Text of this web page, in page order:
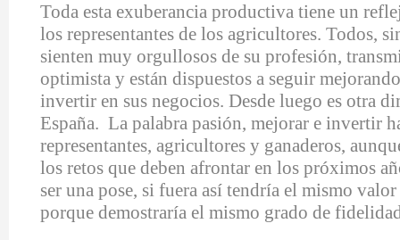
Toda esta exuberancia productiva tiene un
los representantes de los agricultores. Todos,
sienten muy orgullosos de su profesión,
optimista y están dispuestos a seguir
invertir en sus negocios. Desde luego es otra
España. La palabra pasión, mejorar e invertir
representantes, agricultores y ganaderos,
los retos que deben afrontar en los próximos
ser una pose, si fuera así tendría el mismo
porque demostraría el mismo grado de